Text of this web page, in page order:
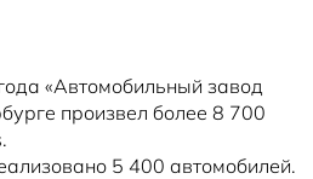
Забота
частями
на дорогах
о дилере
«Автомобильный завод
произвел более 8 700
5 400 автомобилей.